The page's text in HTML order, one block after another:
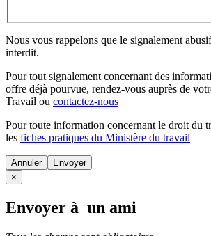
Nous vous rappelons que le signalement
interdit.
Pour tout signalement concernant des
offre déjà pourvue, rendez-vous auprès de
Travail ou contactez-nous
Pour toute information concernant le droit du
les fiches pratiques du Ministère du travail
Annuler
×
Envoyer à un ami